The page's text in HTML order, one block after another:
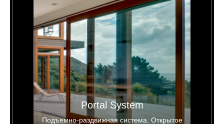
Portal System
Подъемно-раздвижная система. Открытое